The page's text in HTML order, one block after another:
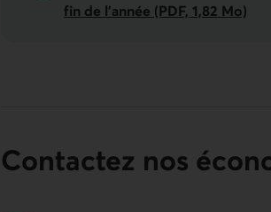
fin de l’année (PDF, 1,82 Mo)
Contactez nos